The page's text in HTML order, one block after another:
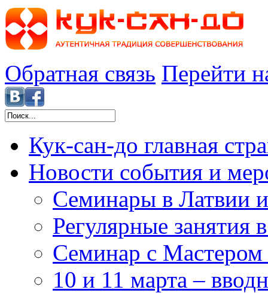
Обратная связь Перейти
Кук-сан-до главная
Новости события и
Семинары в Латвии
Регулярные занятия
Семинар с Мастером
10 и 11 марта –